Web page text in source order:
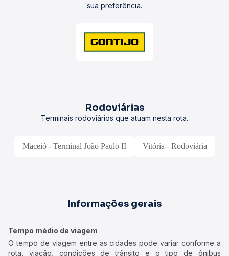
sua preferência.
Rodoviárias
Terminais rodoviários que atuam nesta rota.
Maceió - Terminal João Paulo II Vitória - Rodoviária
Informações gerais
Tempo médio de viagem
O tempo de viagem entre as cidades pode variar conforme a
rota, viação, condições de trânsito e o tipo de ônibus